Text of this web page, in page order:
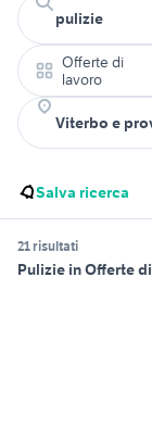
Offerte di
lavoro
Salva ricerca
21 risultati
Pulizie in Offerte